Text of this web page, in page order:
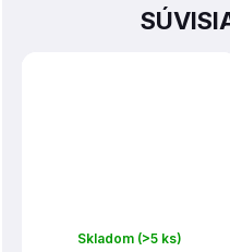
Skladom (>5 ks)